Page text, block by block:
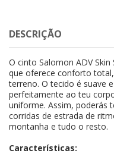
DESCRIÇÃO
O cinto Salomon ADV
que oferece conforto
terreno. O tecido é suave
perfeitamente ao teu
uniforme. Assim, poderás
corridas de estrada de
montanha e tudo o resto.
Características: